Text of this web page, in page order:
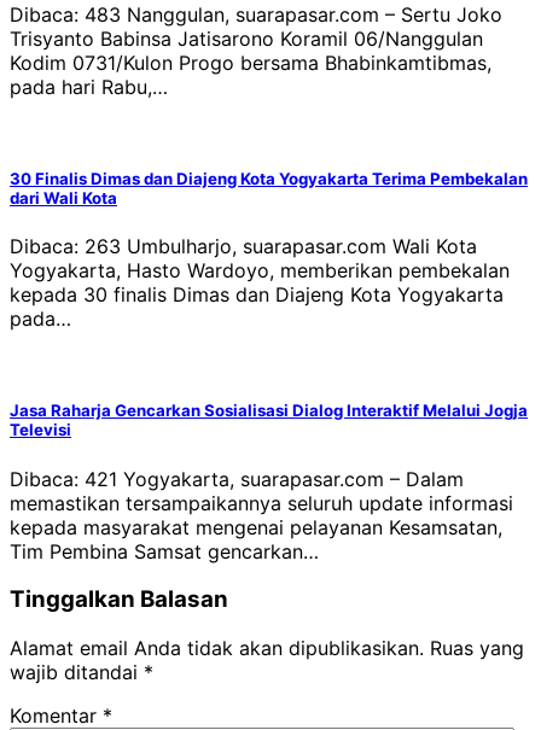
Dibaca: 483 Nanggulan, suarapasar.com – Sertu Joko
Trisyanto Babinsa Jatisarono Koramil 06/Nanggulan
Kodim 0731/Kulon Progo bersama Bhabinkamtibmas,
pada hari Rabu,…
30 Finalis Dimas dan Diajeng Kota Yogyakarta Terima Pembekalan
dari Wali Kota
Dibaca: 263 Umbulharjo, suarapasar.com Wali Kota
Yogyakarta, Hasto Wardoyo, memberikan pembekalan
kepada 30 finalis Dimas dan Diajeng Kota Yogyakarta
pada…
Jasa Raharja Gencarkan Sosialisasi Dialog Interaktif Melalui Jogja
Televisi
Dibaca: 421 Yogyakarta, suarapasar.com – Dalam
memastikan tersampaikannya seluruh update informasi
kepada masyarakat mengenai pelayanan Kesamsatan,
Tim Pembina Samsat gencarkan…
Tinggalkan Balasan
Alamat email Anda tidak akan dipublikasikan. Ruas yang
wajib ditandai *
Komentar *